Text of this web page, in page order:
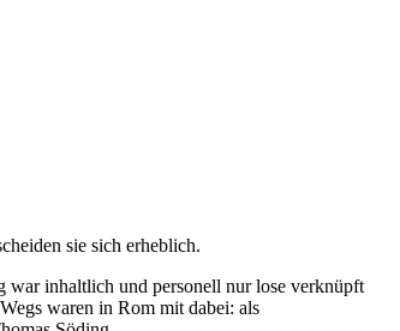
sie sich erheblich.
war inhaltlich und personell nur lose verknüpft
waren in Rom mit dabei: als